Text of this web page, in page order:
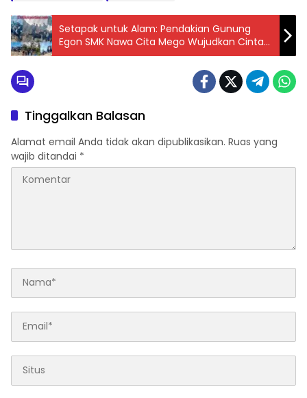
Setapak untuk Alam: Pendakian Gunung
Egon SMK Nawa Cita Mego Wujudkan Cinta
Lingkungan
Tinggalkan Balasan
Alamat email Anda tidak akan dipublikasikan. Ruas yang
wajib ditandai *